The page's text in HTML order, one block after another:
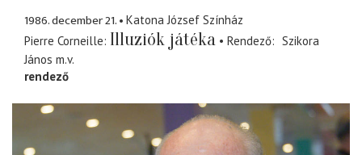
1986. december 21.
Katona József Színház
Pierre Corneille Illuziók játéka Rendező
Szikora
János m.v.
rendező